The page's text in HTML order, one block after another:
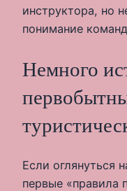
инструктора, но
понимание
Немного
Если оглянуться
первые «правила